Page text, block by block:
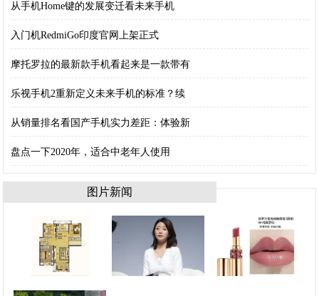
从手机Home键的发展变迁看未来手机
入门机RedmiGo印度官网上架正式
摩托罗拉的最新款手机看起来是一款带有
乐视手机2重新定义未来手机的标准？续
从销量排名看国产手机实力差距：体验新
盘点一下2020年，适合中老年人使用
图片新闻